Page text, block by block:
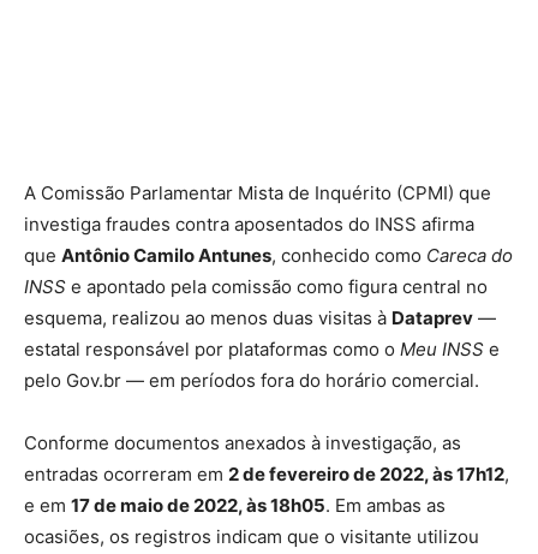
A Comissão Parlamentar Mista de Inquérito (CPMI) que
investiga fraudes contra aposentados do INSS afirma
que Antônio Camilo Antunes, conhecido como Careca do
INSS e apontado pela comissão como figura central no
esquema, realizou ao menos duas visitas à Dataprev —
estatal responsável por plataformas como o Meu INSS e
pelo Gov.br — em períodos fora do horário comercial.
Conforme documentos anexados à investigação, as
entradas ocorreram em 2 de fevereiro de 2022, às 17h12,
e em 17 de maio de 2022, às 18h05. Em ambas as
ocasiões, os registros indicam que o visitante utilizou